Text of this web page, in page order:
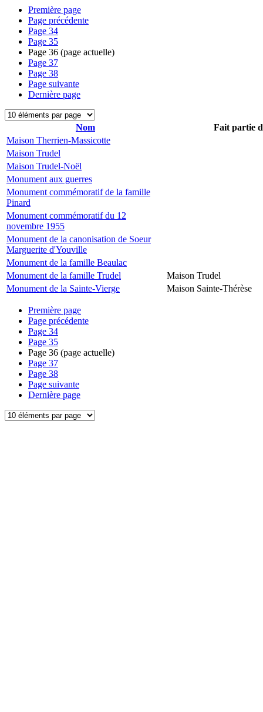
Première page
Page précédente
Page 34
Page 35
Page 36 (page actuelle)
Page 37
Page 38
Page suivante
Dernière page
Nom
Fait partie
Maison Therrien-Massicotte
Maison Trudel
Maison Trudel-Noël
Monument aux guerres
Monument commémoratif de la famille
Pinard
Monument commémoratif du 12
novembre 1955
Monument de la canonisation de Soeur
Marguerite d'Youville
Monument de la famille Beaulac
Monument de la famille Trudel
Maison Trudel
Monument de la Sainte-Vierge
Maison Sainte-Thérèse
Première page
Page précédente
Page 34
Page 35
Page 36 (page actuelle)
Page 37
Page 38
Page suivante
Dernière page